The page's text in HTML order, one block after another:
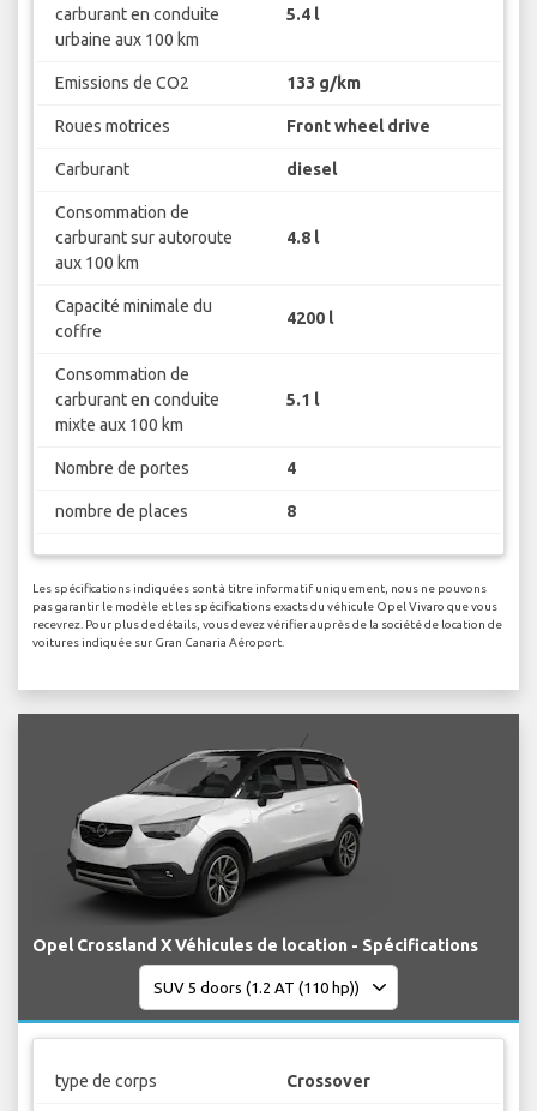
carburant en conduite
urbaine aux 100 km
5.4 l
Emissions de CO2 133 g/km
Roues motrices Front wheel drive
Carburant diesel
Consommation de
carburant sur autoroute
aux 100 km
4.8 l
Capacité minimale du
coffre
4200 l
Consommation de
carburant en conduite
mixte aux 100 km
5.1 l
Nombre de portes 4
nombre de places 8
Les spécifications indiquées sont à titre informatif uniquement, nous ne pouvons
pas garantir le modèle et les spécifications exacts du véhicule Opel Vivaro que vous
recevrez. Pour plus de détails, vous devez vérifier auprès de la société de location de
voitures indiquée sur Gran Canaria Aéroport.
Opel Crossland X Véhicules de location - Spécifications
type de corps Crossover